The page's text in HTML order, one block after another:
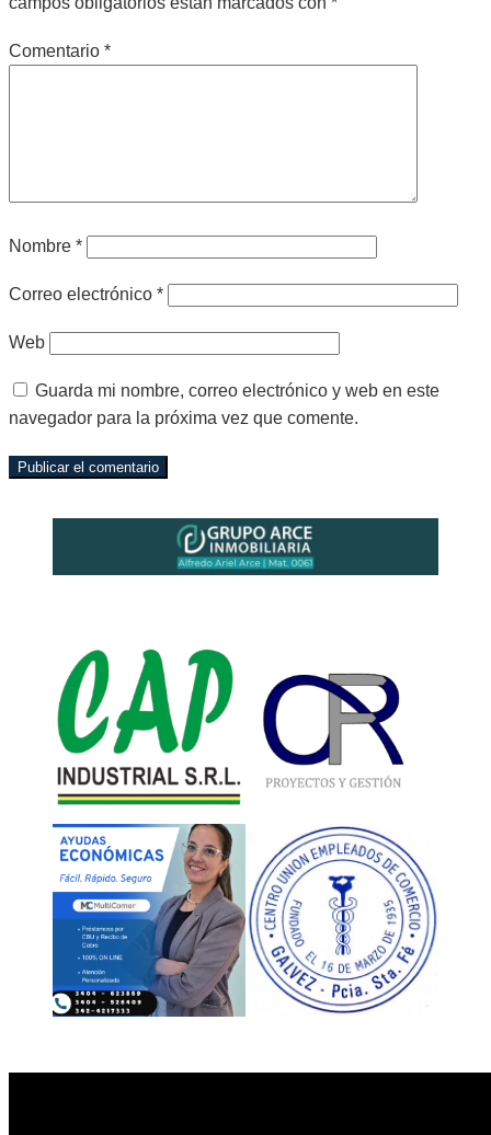
Comentario *
Nombre *
Correo electrónico *
Web
Guarda mi nombre, correo electrónico y web en este
navegador para la próxima vez que comente.